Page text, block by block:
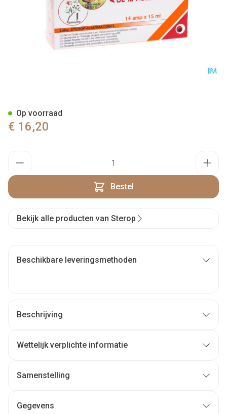
€ 16,20
Bestel
Op voorraad
Bekijk alle producten van Sterop
Beschikbare leveringsmethoden
Beschrijving
Wettelijk verplichte informatie
Samenstelling
Gegevens